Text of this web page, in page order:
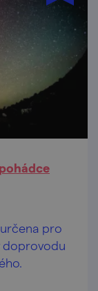
pro
doprovodu